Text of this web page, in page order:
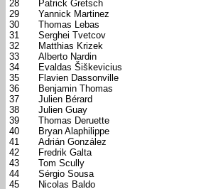
28
Patrick Gretsch
29
Yannick Martinez
30
Thomas Lebas
31
Serghei Tvetcov
32
Matthias Krizek
33
Alberto Nardin
34
Evaldas Šiškevicius
35
Flavien Dassonville
36
Benjamin Thomas
37
Julien Bérard
38
Julien Guay
39
Thomas Deruette
40
Bryan Alaphilippe
41
Adrián González
42
Fredrik Galta
43
Tom Scully
44
Sérgio Sousa
45
Nicolas Baldo